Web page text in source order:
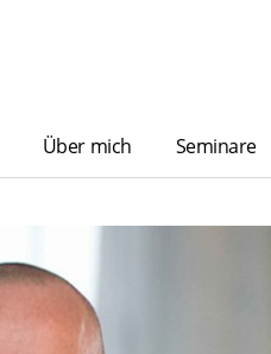
Über mich Seminare